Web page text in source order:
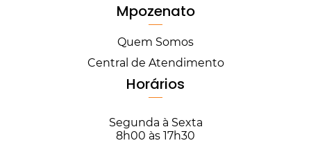
Mpozenato
Quem Somos
Central de Atendimento
Horários
Segunda à Sexta
8h00 às 17h30